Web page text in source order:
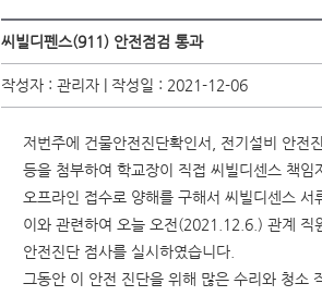
씨빌디펜스(911) 안전점검 통과
작성자 : 관리자 | 작성일 : 2021-12-06
저번주에 건물안전진단확인서, 전기설비 안전
등을 첨부하여 학교장이 직접 씨빌디센스 책
오프라인 접수로 양해를 구해서 씨빌디센스 서
이와 관련하여 오늘 오전(2021.12.6.) 관계 직
안전진단 점사를 실시하였습니다.
그동안 이 안전 진단을 위해 많은 수리와 청소